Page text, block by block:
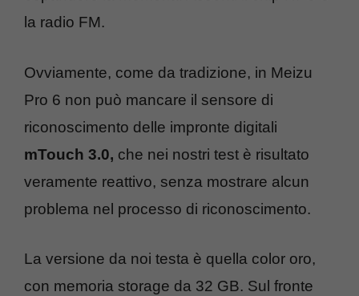
la radio FM.
Ovviamente, come da tradizione, in Meizu
Pro 6 non può mancare il sensore di
riconoscimento delle impronte digitali
mTouch 3.0, che nei nostri test è risultato
veramente reattivo, senza mostrare alcun
problema nel processo di riconoscimento.
La versione da noi testa è quella color oro,
con memoria storage da 32 GB. Sul fronte